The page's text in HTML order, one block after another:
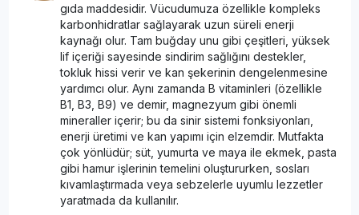
gıda maddesidir. Vücudumuza özellikle kompleks
karbonhidratlar sağlayarak uzun süreli enerji
kaynağı olur. Tam buğday unu gibi çeşitleri, yüksek
lif içeriği sayesinde sindirim sağlığını destekler,
tokluk hissi verir ve kan şekerinin dengelenmesine
yardımcı olur. Aynı zamanda B vitaminleri (özellikle
B1, B3, B9) ve demir, magnezyum gibi önemli
mineraller içerir; bu da sinir sistemi fonksiyonları,
enerji üretimi ve kan yapımı için elzemdir. Mutfakta
çok yönlüdür; süt, yumurta ve maya ile ekmek, pasta
gibi hamur işlerinin temelini oluştururken, sosları
kıvamlaştırmada veya sebzelerle uyumlu lezzetler
yaratmada da kullanılır.